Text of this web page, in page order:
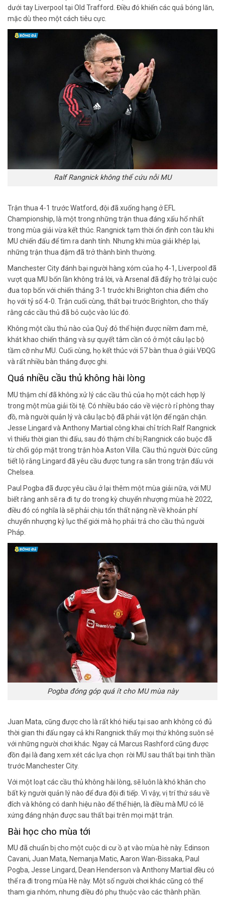
dưới tay Liverpool tại Old Trafford. Điều đó khiến các quả bóng lăn,
mặc dù theo một cách tiêu cực.
Ralf Rangnick không thể cứu nỗi MU
Trận thua 4-1 trước Watford, đội đã xuống hạng ở EFL
Championship, là một trong những trận thua đáng xấu hổ nhất
trong mùa giải vừa kết thúc. Rangnick tạm thời ổn định con tàu khi
MU chiến đấu để tìm ra danh tính. Nhưng khi mùa giải khép lại,
những trận thua đậm đã trở thành bình thường.
Manchester City đánh bại người hàng xóm của họ 4-1, Liverpool đã
vượt qua MU bốn lần không trả lời, và Arsenal đã đẩy họ trở lại cuộc
đua top bốn với chiến thắng 3-1 trước khi Brighton chia điểm cho
họ với tỷ số 4-0. Trận cuối cùng, thất bại trước Brighton, cho thấy
rằng các cầu thủ đã bỏ cuộc vào lúc đó.
Không một cầu thủ nào của Quỷ đỏ thể hiện được niềm đam mê,
khát khao chiến thắng và sự quyết tâm cần có ở một câu lạc bộ
tầm cỡ như MU. Cuối cùng, họ kết thúc với 57 bàn thua ở giải VĐQG
và rất nhiều bàn thắng được ghi.
Quá nhiều cầu thủ không hài lòng
MU thậm chí đã không xử lý các cầu thủ của họ một cách hợp lý
trong một mùa giải tồi tệ. Có nhiều báo cáo về việc rò rỉ phòng thay
đồ, mà người quản lý và câu lạc bộ đã phải vật lộn để ngăn chặn.
Jesse Lingard và Anthony Martial công khai chỉ trích Ralf Rangnick
vì thiếu thời gian thi đấu, sau đó thậm chí bị Rangnick cáo buộc đã
từ chối góp mặt trong trận hòa Aston Villa. Cầu thủ người Đức cũng
tiết lộ rằng Lingard đã yêu cầu được tung ra sân trong trận đấu với
Chelsea.
Paul Pogba đã được yêu cầu ở lại thêm một mùa giải nữa, với MU
biết rằng anh sẽ ra đi tự do trong kỳ chuyển nhượng mùa hè 2022,
điều đó có nghĩa là sẽ phải chịu tổn thất nặng nề về khoản phí
chuyển nhượng kỷ lục thế giới mà họ phải trả cho cầu thủ người
Pháp.
Pogba đóng góp quá ít cho MU mùa này
Juan Mata, cũng được cho là rất khó hiểu tại sao anh không có đủ
thời gian thi đấu ngay cả khi Rangnick thấy mọi thứ không suôn sẻ
với những người chơi khác. Ngay cả Marcus Rashford cũng được
đồn đại là đang xem xét các lựa chọn rời MU sau thất bại tinh thần
trước Manchester City.
Với một loạt các cầu thủ không hài lòng, sẽ luôn là khó khăn cho
bất kỳ người quản lý nào để đưa đội đi tiếp. Vì vậy, vị trí thứ sáu về
đích và không có danh hiệu nào để thể hiện, là điều mà MU có lẽ
xứng đáng nhận được sau thất bại trên mọi mặt trận.
Bài học cho mùa tới
MU đã chuẩn bị cho một cuộc di cư ồ ạt vào mùa hè này. Edinson
Cavani, Juan Mata, Nemanja Matic, Aaron Wan-Bissaka, Paul
Pogba, Jesse Lingard, Dean Henderson và Anthony Martial đều có
thể ra đi trong mùa Hè này. Một số người chơi khác cũng có thể
tham gia nhóm, nhưng điều đó phụ thuộc vào các thành phần.